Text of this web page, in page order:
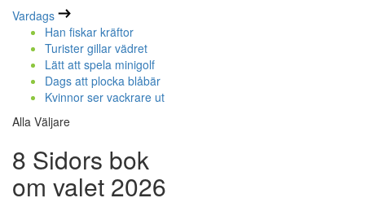
Vardags
Han fiskar kräftor
Turister gillar vädret
Lätt att spela minigolf
Dags att plocka blåbär
Kvinnor ser vackrare ut
Alla Väljare
8 Sidors bok
om valet 2026